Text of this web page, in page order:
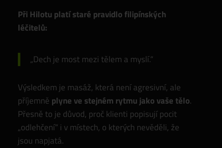
Při Hilotu platí staré pravidlo filipínských
léčitelů:
„Dech je most mezi tělem a myslí.“
Výsledkem je masáž, která není agresivní, ale
příjemně plyne ve stejném rytmu jako vaše tělo.
Přesně to je důvod, proč klienti popisují pocit
„odlehčení“ i v místech, o kterých nevěděli, že
jsou napjatá.